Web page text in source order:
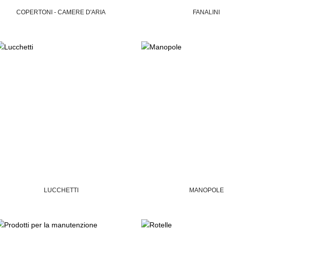
COPERTONI - CAMERE D'ARIA FANALINI
LUCCHETTI MANOPOLE